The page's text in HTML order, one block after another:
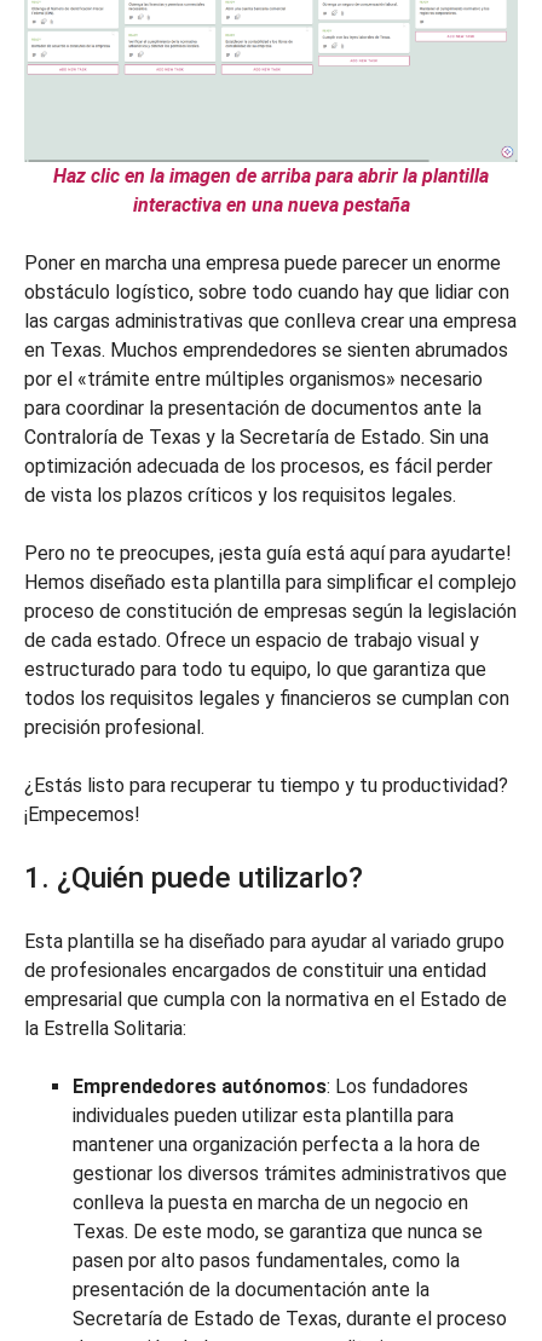
Haz clic en la imagen de arriba para abrir la plantilla
interactiva en una nueva pestaña
Poner en marcha una empresa puede parecer un enorme
obstáculo logístico, sobre todo cuando hay que lidiar con
las cargas administrativas que conlleva crear una empresa
en Texas. Muchos emprendedores se sienten abrumados
por el «trámite entre múltiples organismos» necesario
para coordinar la presentación de documentos ante la
Contraloría de Texas y la Secretaría de Estado. Sin una
optimización adecuada de los procesos, es fácil perder
de vista los plazos críticos y los requisitos legales.
Pero no te preocupes, ¡esta guía está aquí para ayudarte!
Hemos diseñado esta plantilla para simplificar el complejo
proceso de constitución de empresas según la legislación
de cada estado. Ofrece un espacio de trabajo visual y
estructurado para todo tu equipo, lo que garantiza que
todos los requisitos legales y financieros se cumplan con
precisión profesional.
¿Estás listo para recuperar tu tiempo y tu productividad?
¡Empecemos!
1. ¿Quién puede utilizarlo?
Esta plantilla se ha diseñado para ayudar al variado grupo
de profesionales encargados de constituir una entidad
empresarial que cumpla con la normativa en el Estado de
la Estrella Solitaria:
Emprendedores autónomos: Los fundadores
individuales pueden utilizar esta plantilla para
mantener una organización perfecta a la hora de
gestionar los diversos trámites administrativos que
conlleva la puesta en marcha de un negocio en
Texas. De este modo, se garantiza que nunca se
pasen por alto pasos fundamentales, como la
presentación de la documentación ante la
Secretaría de Estado de Texas, durante el proceso